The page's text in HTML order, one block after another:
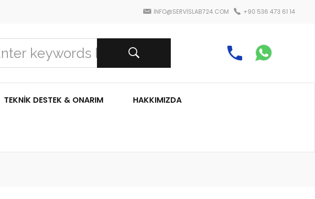
INFO@SERVISLAB724.COM +90 536 473 61 14
TEKNIK DESTEK & ONARIM HAKKIMIZDA